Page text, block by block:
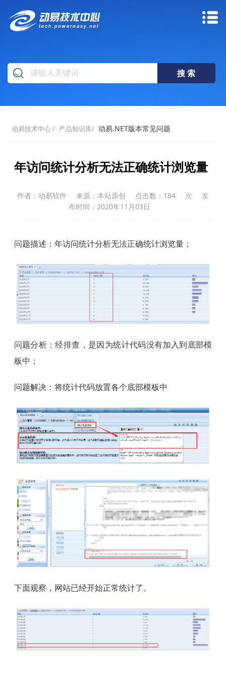
动易技术中心/ 产品知识库/ 动易.NET版本常见问题
年访问统计分析无法正确统计浏览量
作者：动易软件 来源：本站原创 点击数： 184 次
发
布时间：2020年11月03日
问题描述：年访问统计分析无法正确统计浏览量；
问题分析：经排查，是因为统计代码没有加入到底部模
板中；
问题解决：将统计代码放置各个底部模板中
下面观察，网站已经开始正常统计了。